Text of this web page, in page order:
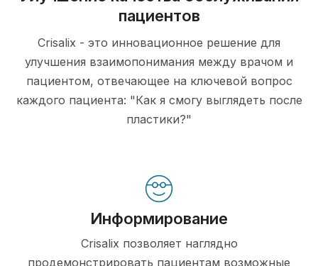
пациентов
Crisalix - это инновационное решение для
улучшения взаимопонимания между врачом и
пациентом, отвечающее на ключевой вопрос
каждого пациента: "Как я смогу выглядеть после
пластики?"
Информирование
Crisalix позволяет наглядно
продемонстрировать пациентам возможные